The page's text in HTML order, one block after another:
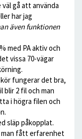
gå att använda
har jag
även funktionen
med PA aktiv och
vissa 70-vägar
fungerar det bra,
blir 2 fil och man
i högra filen och
släp påkopplat.
man fått erfarenhet